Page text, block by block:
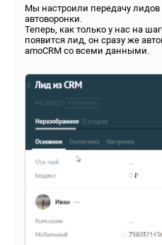
Мы настроили передачу
автоворонки.
Теперь, как только у нас на
появится лид, он сразу же
amoCRM со всеми данными.